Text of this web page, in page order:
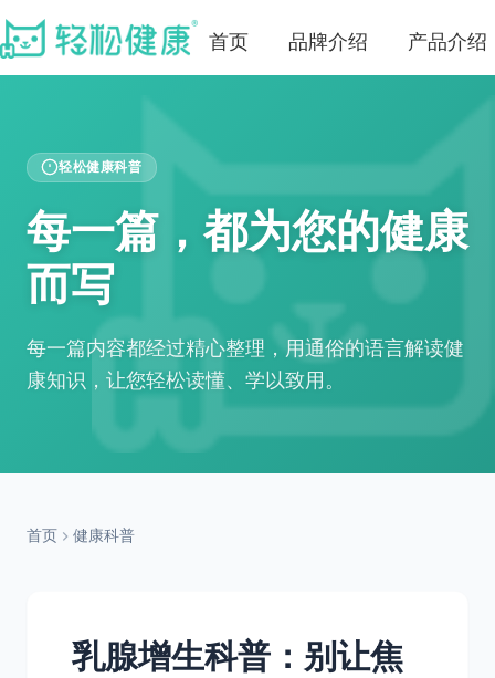
首页 品牌介绍 产品介绍
轻松健康科普
每一篇，都为您的健康
而写
每一篇内容都经过精心整理，用通俗的语言解读健
康知识，让您轻松读懂、学以致用。
首页 健康科普
乳腺增生科普：别让焦